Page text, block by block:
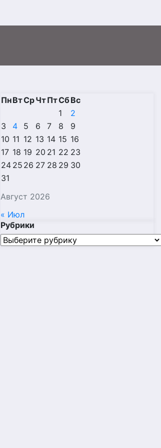
Август 2026
ПнВтСрЧтПтСбВс
1
2
3
4 5 6 7 8
9
10 11 12 13 14 15 16
17 18 19 20 21 22 23
24 25 26 27 28 29 30
31
« Июл
Рубрики
Рубрики